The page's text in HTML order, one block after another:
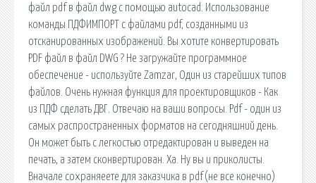
файл pdf в файл dwg с помощью autocad. Использование
команды ПДФИМПОРТ с файлами pdf, созданными из
отсканированных изображений. Вы хотите конвертировать
PDF файл в файл DWG ? Не загружайте программное
обеспечение - используйте Zamzar, Один из старейших типов
файлов. Очень нужная функция для проектировщиков - Как
из ПДФ сделать ДВГ. Отвечаю на ваши вопросы. Pdf - один из
самых распространенных форматов на сегодняшний день.
Он может быть с легкостью отредактирован и выведен на
печать, а затем сконвертирован. Ха. Ну вы и приколисты.
Вначале сохраняеете для заказчика в pdf(не все конечно)